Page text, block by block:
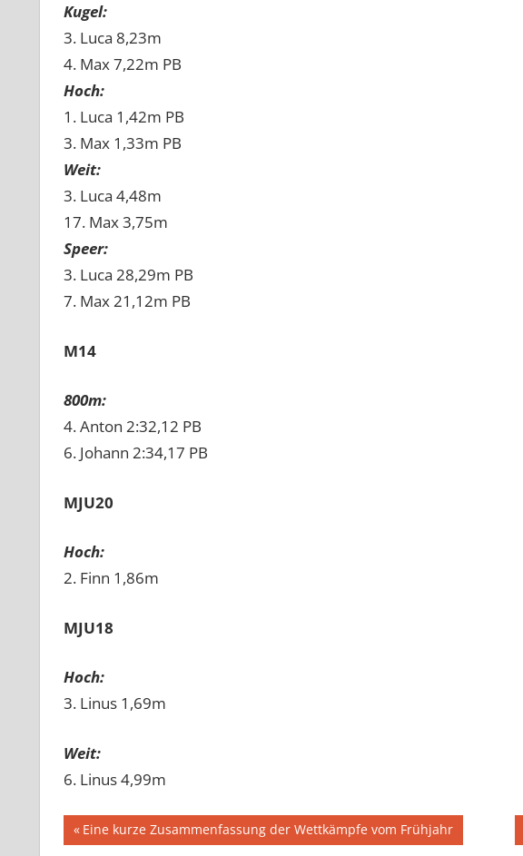
Kugel:
3. Luca 8,23m
4. Max 7,22m PB
Hoch:
1. Luca 1,42m PB
3. Max 1,33m PB
Weit:
3. Luca 4,48m
17. Max 3,75m
Speer:
3. Luca 28,29m PB
7. Max 21,12m PB
M14
800m:
4. Anton 2:32,12 PB
6. Johann 2:34,17 PB
MJU20
Hoch:
2. Finn 1,86m
MJU18
Hoch:
3. Linus 1,69m
Weit:
6. Linus 4,99m
Beitragsnavigation
Vorheriger
Beitrag:
Eine kurze Zusammenfassung der Wettkämpfe vom Frühjahr